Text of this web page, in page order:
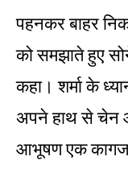
पहनकर बाहर
को समझाते हुए
कहा। शर्मा के
अपने हाथ से चेन
आभूषण एक कागज